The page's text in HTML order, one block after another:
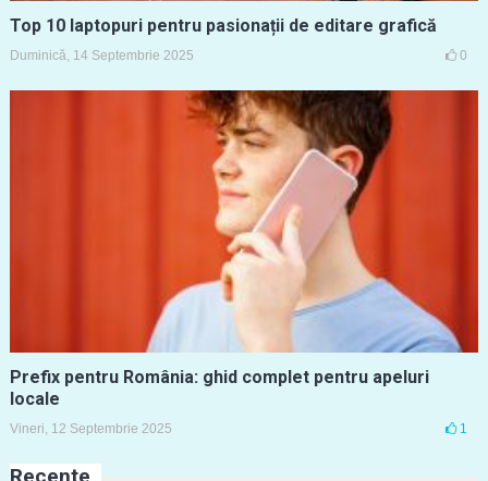
Top 10 laptopuri pentru pasionații de editare grafică
Duminică, 14 Septembrie 2025 0
Prefix pentru România: ghid complet pentru apeluri
locale
Vineri, 12 Septembrie 2025 1